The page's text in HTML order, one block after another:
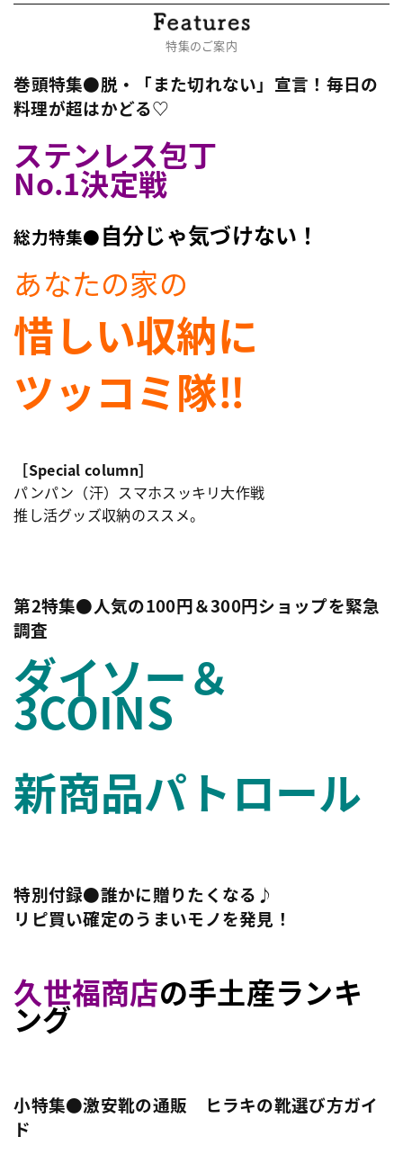
特集のご案内
巻頭特集●脱・「また切れない」宣言！毎日の
料理が超はかどる♡
ステンレス包丁
No.1決定戦
総力特集●自分じゃ気づけない！
あなたの家の
惜しい収納に
ツッコミ隊‼︎
［Special column］
パンパン（汗）スマホスッキリ大作戦
推し活グッズ収納のススメ。
第2特集●人気の100円＆300円ショップを緊急
調査
ダイソー＆
3COINS
新商品パトロール
特別付録●誰かに贈りたくなる♪
リピ買い確定のうまいモノを発見！
久世福商店の手土産ランキ
ング
小特集●激安靴の通販 ヒラキの靴選び方ガイ
ド